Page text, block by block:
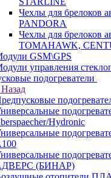
Чехлы для брелоков
PANDORA
Чехлы для брелоков
TOMAHAWK,
GSM\GPS
управления
подогреватели
Назад
Hydronic
(БИНАР)